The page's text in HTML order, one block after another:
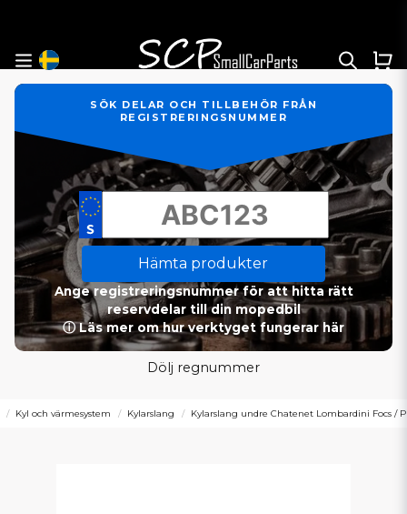
SÖK DELAR OCH TILLBEHÖR FRÅN
REGISTRERINGSNUMMER
Hämta produkter
Ange registreringsnummer för att hitta rätt
reservdelar till din mopedbil
ⓘ Läs mer om hur verktyget fungerar här
Dölj regnummer
Kyl och värmesystem Kylarslang Kylarslang undre Chatenet Lombardini Focs /